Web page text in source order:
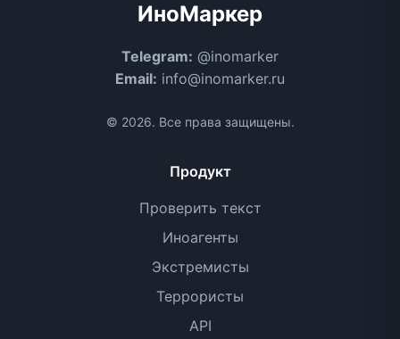
ИноМаркер
Telegram: @inomarker
Email: info@inomarker.ru
© 2026. Все права защищены.
Продукт
Проверить текст
Иноагенты
Экстремисты
Террористы
API